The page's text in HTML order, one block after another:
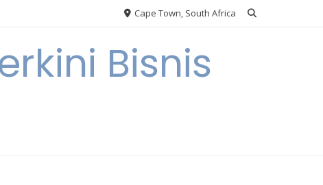
Cape Town, South Africa
Bisnis